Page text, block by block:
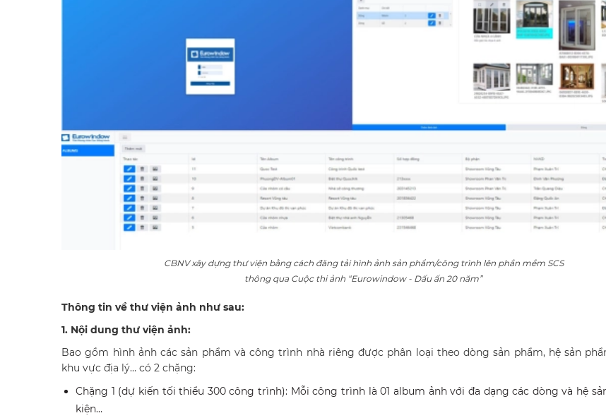
CBNV xây dựng thư viện bằng cách đăng tải hình ảnh sản phẩm/công trình lên phần mềm SCS
thông qua Cuộc thi ảnh “Eurowindow - Dấu ấn 20 năm”
Thông tin về thư viện ảnh như sau:
1. Nội dung thư viện ảnh:
Bao gồm hình ảnh các sản phẩm và công trình nhà riêng được phân loại theo dòng sản phẩm, hệ sản
khu vực địa lý… có 2 chặng:
Chặng 1 (dự kiến tối thiểu 300 công trình): Mỗi công trình là 01 album ảnh với đa dạng các dòng và hệ
kiện…